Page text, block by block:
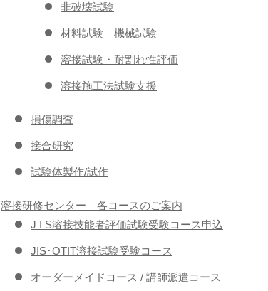
非破壊試験
材料試験 機械試験
溶接試験・耐割れ性評価
溶接施工法試験支援
損傷調査
接合研究
試験体製作/試作
溶接研修センター 各コースのご案内
J I S溶接技能者評価試験受験コース申込
JIS･OTIT溶接試験受験コース
オーダーメイドコース / 講師派遣コース